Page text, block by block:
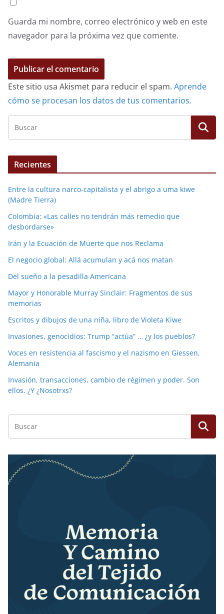
Guarda mi nombre, correo electrónico y web en este
navegador para la próxima vez que comente.
Este sitio usa Akismet para reducir el spam. Aprende
cómo se procesan los datos de tus comentarios.
Recientes
Entre la cultura narco-capitalista y el abrigo a uma kiwe
(Madre Tierra)
Colombia: «Las calles no tendrán más remedio que
desbordarse»
Irán y la Ecuación de Muerte que nos Reclama
El negocio global: Allá acumulan y acá nos matan
Del sueño a la pesadilla Americana
Mayor y Honorable Murray Sinclair: Fragmentos de sus
memorias
Escritos y dibujos de una niña, libro de Violeta Kiwe
Invasiones, genocidios: Trump “actúa” … ¿y los pueblos?
Voces en resistencia al fascismo y el nazismo en Giessen,
Alemania
Invasión, transacciones, cambio de régimen y poder. Son
ellos. ¿Y ¿Nosotrxs?